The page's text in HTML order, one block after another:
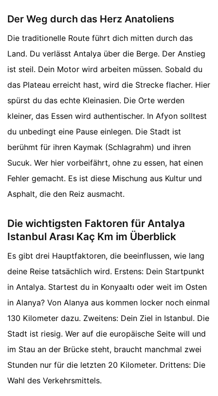
Der Weg durch das Herz Anatoliens
Die traditionelle Route führt dich mitten durch das
Land. Du verlässt Antalya über die Berge. Der Anstieg
ist steil. Dein Motor wird arbeiten müssen. Sobald du
das Plateau erreicht hast, wird die Strecke flacher. Hier
spürst du das echte Kleinasien. Die Orte werden
kleiner, das Essen wird authentischer. In Afyon solltest
du unbedingt eine Pause einlegen. Die Stadt ist
berühmt für ihren Kaymak (Schlagrahm) und ihren
Sucuk. Wer hier vorbeifährt, ohne zu essen, hat einen
Fehler gemacht. Es ist diese Mischung aus Kultur und
Asphalt, die den Reiz ausmacht.
Die wichtigsten Faktoren für Antalya
Istanbul Arası Kaç Km im Überblick
Es gibt drei Hauptfaktoren, die beeinflussen, wie lang
deine Reise tatsächlich wird. Erstens: Dein Startpunkt
in Antalya. Startest du in Konyaaltı oder weit im Osten
in Alanya? Von Alanya aus kommen locker noch einmal
130 Kilometer dazu. Zweitens: Dein Ziel in Istanbul. Die
Stadt ist riesig. Wer auf die europäische Seite will und
im Stau an der Brücke steht, braucht manchmal zwei
Stunden nur für die letzten 20 Kilometer. Drittens: Die
Wahl des Verkehrsmittels.